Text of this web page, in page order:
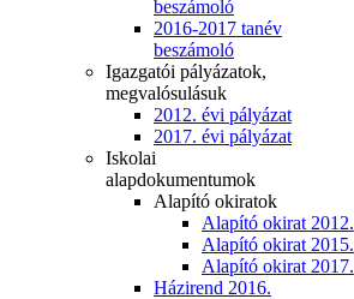
beszámoló
2016-2017 tanév
beszámoló
Igazgatói pályázatok,
megvalósulásuk
2012. évi pályázat
2017. évi pályázat
Iskolai
alapdokumentumok
Alapító okiratok
Alapító okirat 2012.
Alapító okirat 2015.
Alapító okirat 2017.
Házirend 2016.